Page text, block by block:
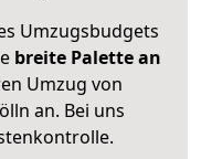
Umzugsbudgets
breite Palette an
Umzug von
an. Bei uns